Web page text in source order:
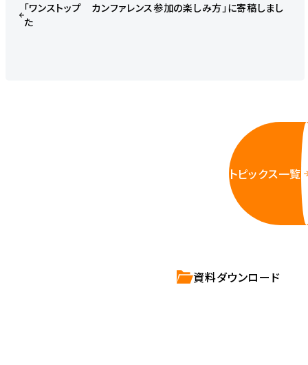
「ワンストップ カンファレンス参加の楽しみ方」に寄稿しまし
た
トピックス一覧
資料ダウンロード